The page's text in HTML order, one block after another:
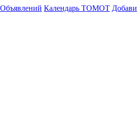
Календарь ТОМОТ